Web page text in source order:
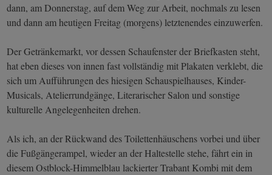
dann, am Donnerstag, auf dem Weg zur Arbeit, nochmals zu lesen
und dann am heutigen Freitag (morgens) letztenendes einzuwerfen.
Der Getränkemarkt, vor dessen Schaufenster der Briefkasten steht,
hat eben dieses von innen fast vollständig mit Plakaten verklebt, die
sich um Aufführungen des hiesigen Schauspielhauses, Kinder-
Musicals, Atelierrundgänge, Literarischer Salon und sonstige
kulturelle Angelegenheiten drehen.
Als ich, an der Rückwand des Toilettenhäuschens vorbei und über
die Fußgängerampel, wieder an der Haltestelle stehe, fährt ein in
diesem Ostblock-Himmelblau lackierter Trabant Kombi mit dem